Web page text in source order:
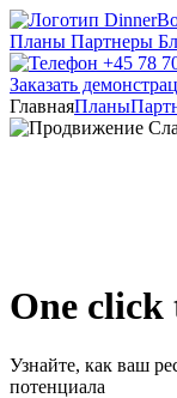
Планы Партнеры
+45 78
Заказать
ГлавнаяПланы
One click
Узнайте, как ваш
потенциала